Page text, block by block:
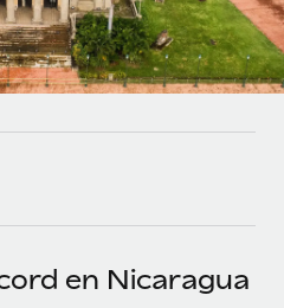
de travail en toute simplicité
outil d’IA à Remote grâce à
avec des solutions RH sur
pour les grandes entreprises
de la tech
en Nicaragua